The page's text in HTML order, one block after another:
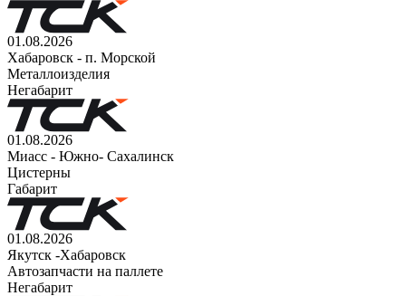
01.08.2026
Хабаровск - п. Морской
Металлоизделия
Негабарит
01.08.2026
Миасс - Южно- Сахалинск
Цистерны
Габарит
01.08.2026
Якутск -Хабаровск
Автозапчасти на паллете
Негабарит